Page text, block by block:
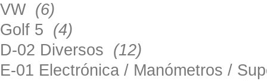
VW (6)
Golf 5 (4)
D-02 Diversos (12)
E-01 Electrónica / Manómetros /